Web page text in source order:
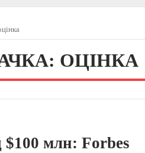
ОЦІНКА
млн: Forbes